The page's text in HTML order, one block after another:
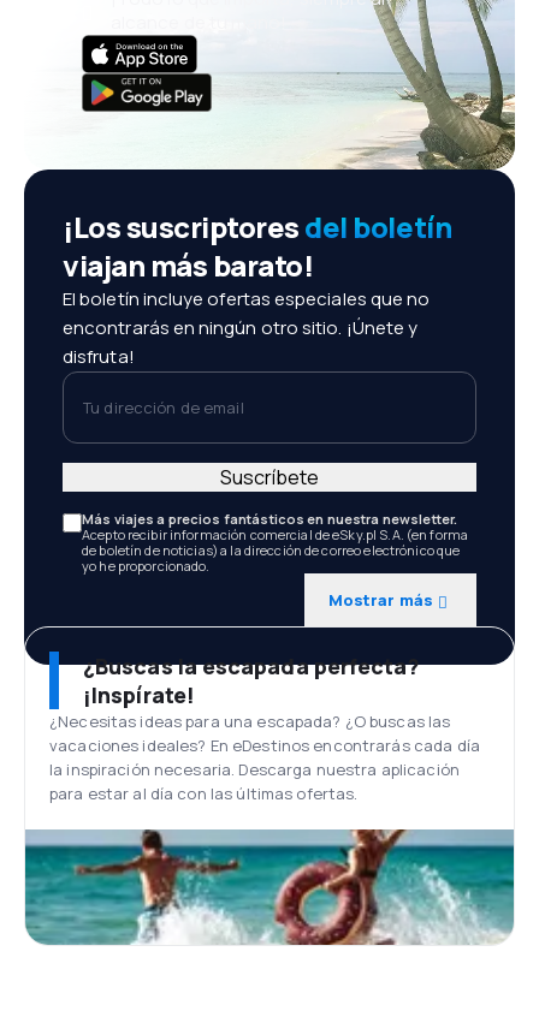
¡Los suscriptoresdel boletín
viajan más barato!
El boletín incluye ofertas especiales que no
encontrarás en ningún otro sitio. ¡Únete y
disfruta!
Tu dirección de email
Más viajes a precios fantásticos en nuestra newsletter.
Acepto recibir información comercial de eSky.pl S.A. (en forma
de boletín de noticias) a la dirección de correo electrónico que
yo he proporcionado.
Mostrar más
Suscríbete
¿Buscas la escapada perfecta?
¡Inspírate!
¿Necesitas ideas para una escapada? ¿O buscas las
vacaciones ideales? En eDestinos encontrarás cada día
la inspiración necesaria. Descarga nuestra aplicación
para estar al día con las últimas ofertas.